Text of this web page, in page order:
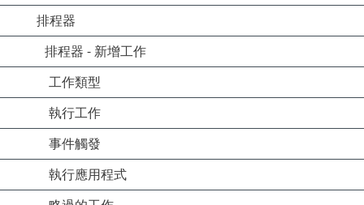
排程器
排程器 - 新增工作
工作類型
執行工作
事件觸發
執行應用程式